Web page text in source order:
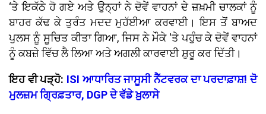
‘ਤੇ ਇਕੱਠੇ ਹੋ ਗਏ ਅਤੇ ਉਨ੍ਹਾਂ ਨੇ ਦੋਵੇਂ ਵਾਹਨਾਂ ਦੇ ਜ਼ਖ਼ਮੀ ਚਾਲਕਾਂ ਨੂੰ
ਬਾਹਰ ਕੱਢ ਕੇ ਤੁਰੰਤ ਮਦਦ ਮੁਹੱਈਆ ਕਰਵਾਈ। ਇਸ ਤੋਂ ਬਾਅਦ
ਪੁਲਸ ਨੂੰ ਸੂਚਿਤ ਕੀਤਾ ਗਿਆ, ਜਿਸ ਨੇ ਮੌਕੇ 'ਤੇ ਪਹੁੰਚ ਕੇ ਦੋਵੇਂ ਵਾਹਨਾਂ
ਨੂੰ ਕਬਜ਼ੇ ਵਿੱਚ ਲੈ ਲਿਆ ਅਤੇ ਅਗਲੀ ਕਾਰਵਾਈ ਸ਼ੁਰੂ ਕਰ ਦਿੱਤੀ।
ਇਹ ਵੀ ਪੜ੍ਹੋ: ISI ਆਧਾਰਿਤ ਜਾਸੂਸੀ ਨੈੱਟਵਰਕ ਦਾ ਪਰਦਾਫ਼ਾਸ਼! ਦੋ
ਮੁਲਜ਼ਮ ਗ੍ਰਿਫ਼ਤਾਰ, DGP ਦੇ ਵੱਡੇ ਖ਼ੁਲਾਸੇ